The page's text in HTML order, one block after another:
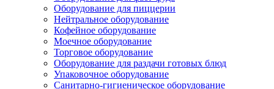
Оборудование для пиццерии
Нейтральное оборудование
Кофейное оборудование
Моечное оборудование
Торговое оборудование
Оборудование для раздачи готовых блюд
Упаковочное оборудование
Санитарно-гигиеническое оборудование